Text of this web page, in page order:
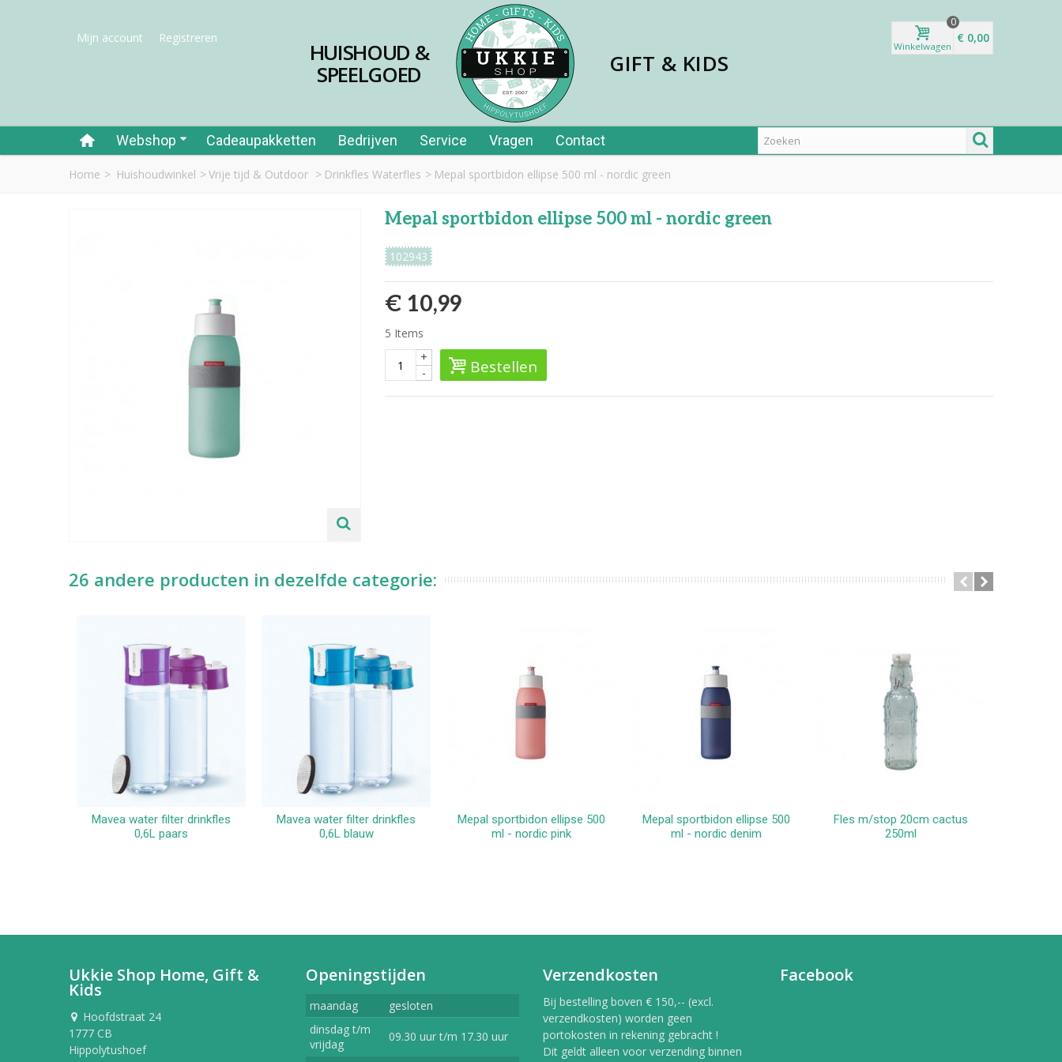
Mijn account Registreren
HUISHOUD &
SPEELGOED GIFT & KIDS
Winkelwagen
0
€ 0,00
Webshop Cadeaupakketten Bedrijven Service Vragen Contact
Home > Huishoudwinkel > Vrije tijd & Outdoor > Drinkfles Waterfles > Mepal sportbidon ellipse 500 ml - nordic green
Mepal sportbidon ellipse 500 ml - nordic green
102943
€ 10,99
5 Items
-
+ Bestellen
26 andere producten in dezelfde categorie:
In winkelwagen
Mavea water filter drinkfles
0,6L paars
In winkelwagen
Mavea water filter drinkfles
0,6L blauw
In winkelwagen
Mepal sportbidon ellipse 500
ml - nordic pink
In winkelwagen
Mepal sportbidon ellipse 500
ml - nordic denim
In winkelwagen
Fles m/stop 20cm cactus
250ml
Ukkie Shop Home, Gift &
Kids
Hoofdstraat 24
1777 CB
Hippolytushoef
Openingstijden
maandag
gesloten
dinsdag t/m
vrijdag
09.30 uur t/m 17.30 uur
Verzendkosten
Bij bestelling boven € 150,-- (excl.
verzendkosten) worden geen
portokosten in rekening gebracht !
Dit geldt alleen voor verzending binnen
Facebook